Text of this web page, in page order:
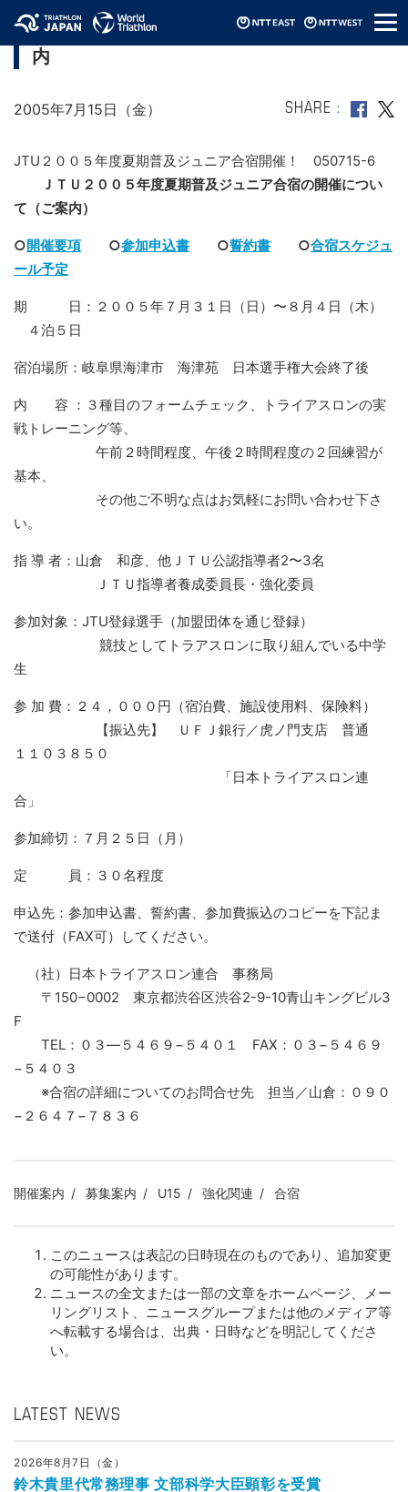
メ
ニ
2005JTU夏期普及ジュニア合宿開催のご案
内
2005年7月15日（金） SHARE
JTU２００５年度夏期普及ジュニア合宿開催！ 050715-6
ＪＴＵ２００５年度夏期普及ジュニア合宿の開催につい
て（ご案内）
○開催要項 ○参加申込書 ○誓約書 ○合宿スケジュ
ール予定
期 日：２００５年７月３１日（日）〜８月４日（木）
４泊５日
宿泊場所：岐阜県海津市 海津苑 日本選手権大会終了後
内 容 ：３種目のフォームチェック、トライアスロンの実
戦トレーニング等、
午前２時間程度、午後２時間程度の２回練習が
基本、
その他ご不明な点はお気軽にお問い合わせ下さ
い。
指 導 者：山倉 和彦、他ＪＴＵ公認指導者2〜3名
ＪＴＵ指導者養成委員長・強化委員
参加対象：JTU登録選手（加盟団体を通じ登録）
競技としてトラアスロンに取り組んでいる中学
生
参 加 費：２４，０００円（宿泊費、施設使用料、保険料）
【振込先】 ＵＦＪ銀行／虎ノ門支店 普通
１１０３８５０
「日本トライアスロン連
合」
参加締切：７月２５日（月）
定 員：３０名程度
申込先：参加申込書、誓約書、参加費振込のコピーを下記ま
で送付（FAX可）してください。
（社）日本トライアスロン連合 事務局
〒150−0002 東京都渋谷区渋谷2-9-10青山キングビル3
F
TEL：０３―５４６９−５４０１ FAX：０３−５４６９
−５４０３
※合宿の詳細についてのお問合せ先 担当／山倉：０９０
−２６４７−７８３６
開催案内 募集案内 U15 強化関連 合宿
このニュースは表記の日時現在のものであり、追加変更
の可能性があります。
ニュースの全文または一部の文章をホームページ、メー
リングリスト、ニュースグループまたは他のメディア等
へ転載する場合は、出典・日時などを明記してくださ
い。
LATEST NEWS
2026年8月7日（金）
鈴木貴里代常務理事 文部科学大臣顕彰を受賞